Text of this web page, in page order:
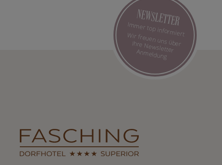
NEWSLETTER
Immer top informiert
Wir freuen uns über Ihre Newsletter Anmeldung